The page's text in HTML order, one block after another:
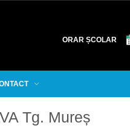
ORAR ȘCOLAR
Tg. Mureș